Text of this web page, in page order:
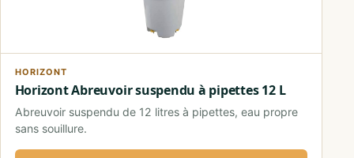
HORIZONT
Horizont Abreuvoir suspendu à pipettes 12 L
Abreuvoir suspendu de 12 litres à pipettes, eau propre
sans souillure.